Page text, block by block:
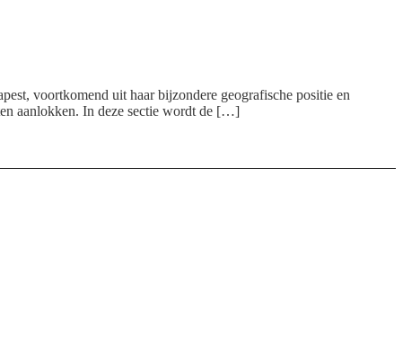
voortkomend uit haar bijzondere geografische positie en
aanlokken. In deze sectie wordt de […]